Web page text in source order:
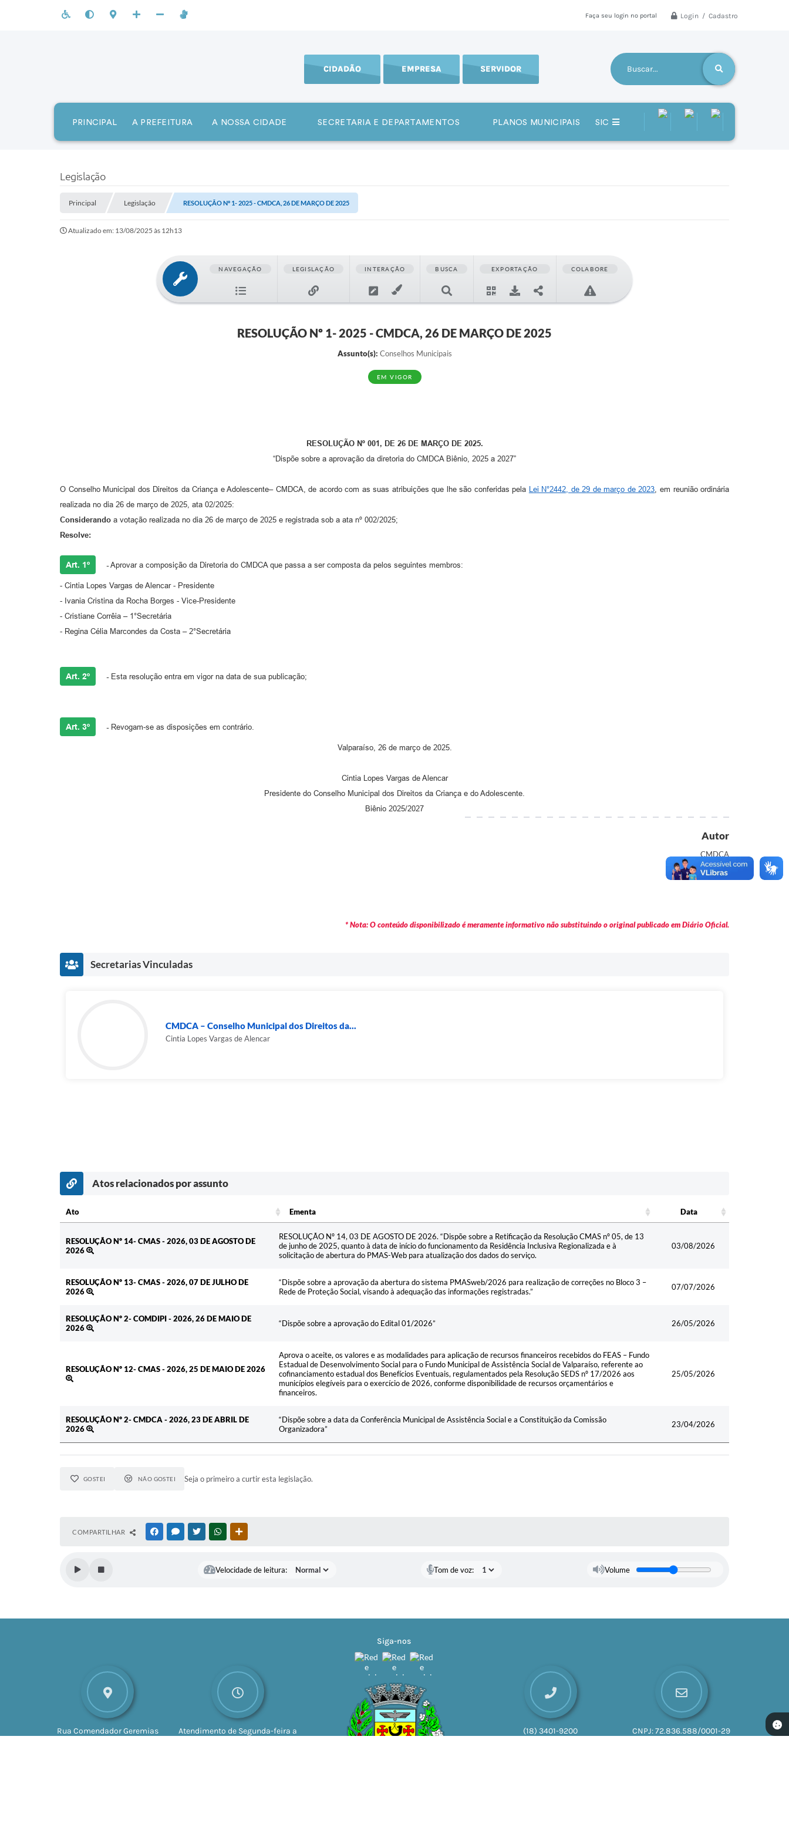
Faça seu login no portal Login / Cadastro
CIDADÃO EMPRESA SERVIDOR
PRINCIPAL A PREFEITURA A NOSSA CIDADE SECRETARIA E DEPARTAMENTOS PLANOS MUNICIPAIS SIC
Legislação
Principal Legislação RESOLUÇÃO Nº 1- 2025 - CMDCA, 26 DE MARÇO DE 2025
Atualizado em: 13/08/2025 às 12h13
NAVEGAÇÃO LEGISLAÇÃO INTERAÇÃO BUSCA EXPORTAÇÃO COLABORE
RESOLUÇÃO Nº 1- 2025 - CMDCA, 26 DE MARÇO DE 2025
Assunto(s): Conselhos Municipais
EM VIGOR
RESOLUÇÃO Nº 001, DE 26 DE MARÇODE 2025.
“Dispõe sobre a aprovação da diretoria do CMDCA Biênio, 2025 a 2027”
O Conselho Municipal dos Direitos da Criança e Adolescente– CMDCA, de acordo com as suas atribuições que lhe são conferidas pela Lei N°2442, de 29 de março de 2023 , em reunião ordinária
realizada no dia 26 de março de 2025, ata 02/2025:
Considerando a votação realizada no dia 26 de março de 2025 e registrada sob a ata nº 002/2025;
Resolve:
Art. 1º -Aprovar a composição da Diretoria do CMDCA que passa a ser composta da pelos seguintes membros:
- Cintia Lopes Vargas de Alencar - Presidente
- Ivania Cristina da Rocha Borges - Vice-Presidente
- Cristiane Corrêia – 1°Secretária
- Regina Célia Marcondes da Costa – 2°Secretária
Art. 2º -Esta resolução entra em vigor na data de sua publicação;
Art. 3º -Revogam-se as disposições em contrário.
Valparaíso, 26 de março de 2025.
Cintia Lopes Vargas de Alencar
Presidente do Conselho Municipal dos Direitos da Criança e do Adolescente.
Biênio 2025/2027
Autor
CMDCA
* Nota: O conteúdo disponibilizado é meramente informativo não substituindo o original publicado em Diário Oficial.
Secretarias Vinculadas
CMDCA – Conselho Municipal dos Direitos da...
Cintia Lopes Vargas de Alencar
Atos relacionados por assunto
Ato Ementa
Data
RESOLUÇÃO Nº 14- CMAS - 2026, 03 DE AGOSTO DE
2026
RESOLUÇÃO Nº 14, 03 DE AGOSTO DE 2026. “Dispõe sobre a Retificação da Resolução CMAS nº 05, de 13
de junho de 2025, quanto à data de início do funcionamento da Residência Inclusiva Regionalizada e à
solicitação de abertura do PMAS-Web para atualização dos dados do serviço.
03/08/2026
RESOLUÇÃO Nº 13- CMAS - 2026, 07 DE JULHO DE
2026
“Dispõe sobre a aprovação da abertura do sistema PMASweb/2026 para realização de correções no Bloco 3 –
Rede de Proteção Social, visando à adequação das informações registradas.”
07/07/2026
RESOLUÇÃO Nº 2- COMDIPI - 2026, 26 DE MAIO DE
2026
“Dispõe sobre a aprovação do Edital 01/2026” 26/05/2026
RESOLUÇÃO Nº 12- CMAS - 2026, 25 DE MAIO DE 2026
Aprova o aceite, os valores e as modalidades para aplicação de recursos financeiros recebidos do FEAS – Fundo
Estadual de Desenvolvimento Social para o Fundo Municipal de Assistência Social de Valparaíso, referente ao
cofinanciamento estadual dos Benefícios Eventuais, regulamentados pela Resolução SEDS nº 17/2026 aos
municípios elegíveis para o exercício de 2026, conforme disponibilidade de recursos orçamentários e
financeiros.
25/05/2026
RESOLUÇÃO Nº 2- CMDCA - 2026, 23 DE ABRIL DE
2026
“Dispõe sobre a data da Conferência Municipal de Assistência Social e a Constituição da Comissão
Organizadora”
23/04/2026
GOSTEI NÃO GOSTEI Seja o primeiro a curtir esta legislação.
COMPARTILHAR FACEBOOKMESSENGER
TWITTERWHATSAPP
Velocidade de leitura: Tom de voz: Volume
Rua Comendador Geremias
Atendimento de Segunda-feira a
Siga-nos
(18) 3401-9200 CNPJ:72.836.588/0001-29